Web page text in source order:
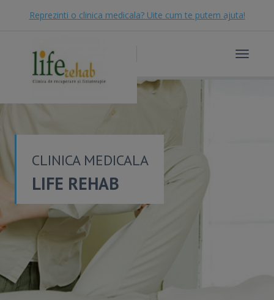
Reprezinti o clinica medicala? Uite cum te putem ajuta!
Toggle
CLINICA MEDICALA
LIFE REHAB